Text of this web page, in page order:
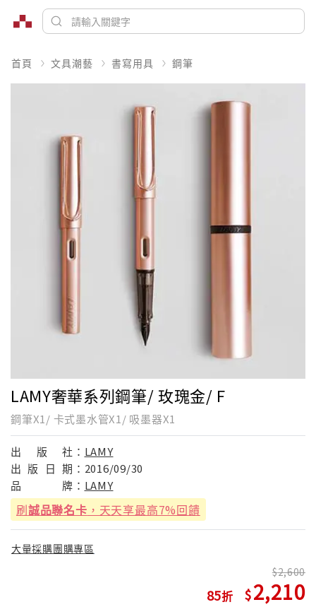
首頁 文具潮藝 書寫用具 鋼筆
LAMY奢華系列鋼筆/ 玫瑰金/ F
鋼筆X1/ 卡式墨水管X1/ 吸墨器X1
出 版 社： LAMY
出 版 日 期： 2016/09/30
品
牌： LAMY
刷誠品聯名卡 ，天天享最高7%回饋
大量採購團購專區
85
2,600
2,210